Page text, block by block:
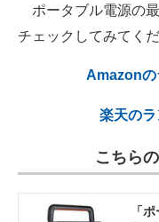
ポータブル電源の
チェックしてみてくだ
Amazonの
楽天のラ
こちら
「